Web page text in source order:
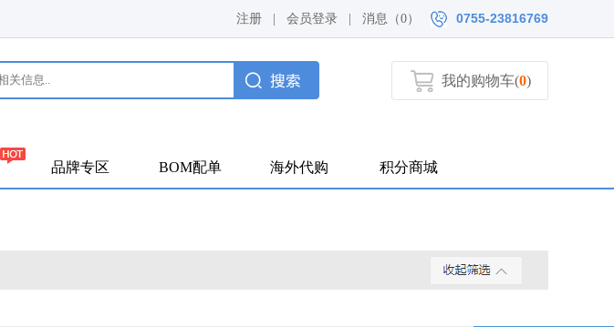
0755-23816769
注册 会员登录 消息（0）
我的购物车(0)
品牌专区 BOM配单 海外代购 积分商城